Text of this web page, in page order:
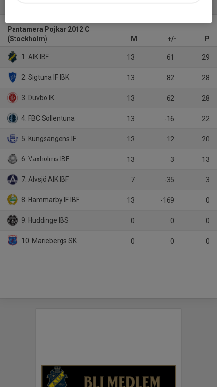
Pantamera Pojkar 2012 C
(Stockholm)
M +/- P
1. AIK IBF 13 61 29
2. Sigtuna IF IBK 13 82 28
3. Duvbo IK 13 62 28
4. FBC Sollentuna 13 -16 22
5. Kungsängens IF 13 12 20
6. Vaxholms IBF 13 3 13
7. Älvsjö AIK IBF 7 -35 3
8. Hammarby IF IBF 13 -169 0
9. Huddinge IBS 0 0 0
10. Mariebergs SK 0 0 0